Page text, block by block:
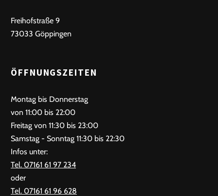
Freihofstraße 9
73033 Göppingen
ÖFFNUNGSZEITEN
Montag bis Donnerstag
von 11:00 bis 22:00
Freitag von 11:30 bis 23:00
Samstag - Sonntag 11:30 bis 22:30
Infos unter:
Tel. 07161 61 97 234
oder
Tel. 07161 61 96 628